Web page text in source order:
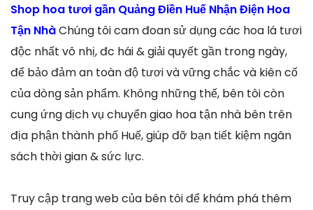
Shop hoa tươi gần Quảng Điền Huế Nhận Điện Hoa
Tận NhàChúng tôi cam đoan sử dụng các hoa lá tươi
độc nhất vô nhị, đc hái & giải quyết gần trong ngày,
để bảo đảm an toàn độ tươi và vững chắc và kiên cố
của dòng sản phẩm. Không những thế, bên tôi còn
cung ứng dịch vụ chuyển giao hoa tận nhà bên trên
địa phận thành phố Huế, giúp đỡ bạn tiết kiệm ngân
sách thời gian & sức lực.
Truy cập trang web của bên tôi để khám phá thêm